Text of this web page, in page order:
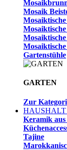
Mosaik
Gartenstühle
GARTEN
Zur
Keramik
Tajine